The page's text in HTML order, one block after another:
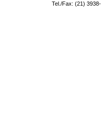
Tel./Fax: (21)